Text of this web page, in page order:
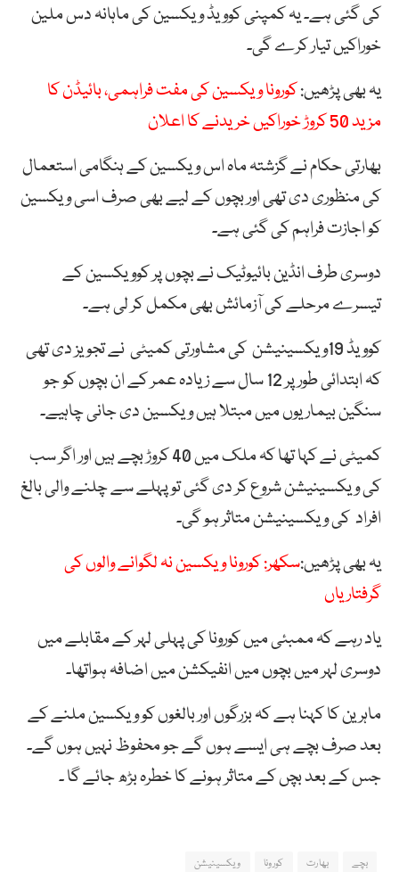
کی گئی ہے۔ یہ کمپنی کوویڈ ویکسین کی ماہانہ دس ملین
خوراکیں تیار کرے گی۔
یہ بھی پڑھیں:کورونا ویکسین کی مفت فراہمی، بائیڈن کا
مزید 50 کروڑ خوراکیں خریدنے کا اعلان
بھارتی حکام نے گزشتہ ماہ اس ویکسین کے ہنگامی استعمال
کی منظوری دی تھی اور بچوں کے لیے بھی صرف اسی ویکسین
کو اجازت فراہم کی گئی ہے۔
دوسری طرف انڈین بائیوٹیک نے بچوں پر کوویکسین کے
تیسرے مرحلے کی آزمائش بھی مکمل کر لی ہے۔
کوویڈ 19ویکسینیشن کی مشاورتی کمیٹی نے تجویز دی تھی
کہ ابتدائی طور پر 12 سال سے زیادہ عمر کے ان بچوں کو جو
سنگین بیماریوں میں مبتلا ہیں ویکسین دی جانی چاہیے۔
کمیٹی نے کہا تھا کہ ملک میں 40 کروڑ بچے ہیں اور اگر سب
کی ویکسینیشن شروع کر دی گئی تو پہلے سے چلنے والی بالغ
افراد کی ویکسینیشن متاثر ہو گی۔
یہ بھی پڑھیں:سکھر: کورونا ویکسین نہ لگوانے والوں کی
گرفتاریاں
یاد رہے کہ ممبئی میں کورونا کی پہلی لہر کے مقابلے میں
دوسری لہر میں بچوں میں انفیکشن میں اضافہ ہواتھا۔
ماہرین کا کہنا ہے کہ بزرگوں اور بالغوں کو ویکسین ملنے کے
بعد صرف بچے ہی ایسے ہوں گے جو محفوظ نہیں ہوں گے۔
جس کے بعد بچں کے متاثر ہونے کا خطرہ بڑھ جائے گا ۔
بچے بھارت کورونا ویکسینیشن